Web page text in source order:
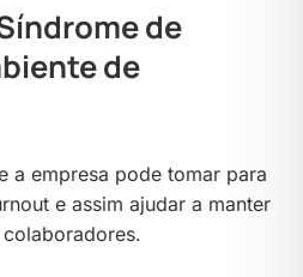
de
de
a empresa pode tomar para
e assim ajudar a manter